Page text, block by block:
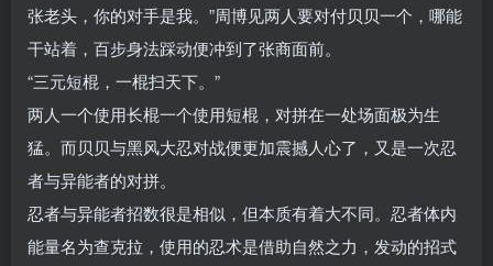
张老头，你的对手是我。”周博见两人要对付贝贝一个，哪能
干站着，百步身法踩动便冲到了张商面前。
“三元短棍，一棍扫天下。”
两人一个使用长棍一个使用短棍，对拼在一处场面极为生
猛。而贝贝与黑风大忍对战便更加震撼人心了，又是一次忍
者与异能者的对拼。
忍者与异能者招数很是相似，但本质有着大不同。忍者体内
能量名为查克拉，使用的忍术是借助自然之力，发动的招式